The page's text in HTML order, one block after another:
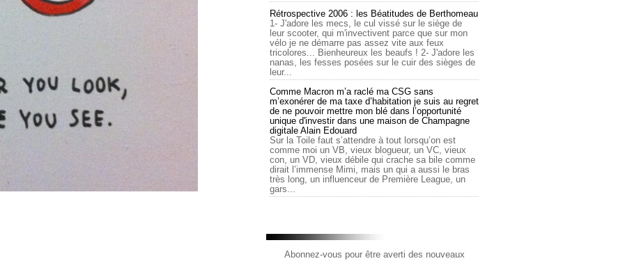
Rétrospective 2006 : les Béatitudes de Berthomeau
1- J'adore les mecs, le cul vissé sur le siège de
leur scooter, qui m'invectivent parce que sur mon
vélo je ne démarre pas assez vite aux feux
tricolores... Bienheureux les beaufs ! 2- J'adore les
nanas, les fesses posées sur le cuir des sièges de
leur...
Comme Macron m’a raclé ma CSG sans
m’exonérer de ma taxe d’habitation je suis au regret
de ne pouvoir mettre mon blé dans l’opportunité
unique d'investir dans une maison de Champagne
digitale Alain Edouard
Sur la Toile faut s’attendre à tout lorsqu’on est
comme moi un VB, vieux blogueur, un VC, vieux
con, un VD, vieux débile qui crache sa bile comme
dirait l’immense Mimi, mais un qui a aussi le bras
très long, un influenceur de Première League, un
gars...
Abonnez-vous pour être averti des nouveaux